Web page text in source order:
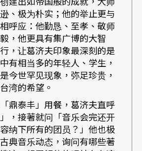
（但国外演出仍保留基洛夫一
在任期中为剧院创造了成功的剧
Queen of Spade、《奥涅金》
战争与和平》War and Peace
专业的基石；葛济夫接棒后，他
大传统外，以独到的眼光经营剧
，邀请了包括指挥家朱里尼、萧
乐、声乐家多明哥、加卡米尼、
、极为朴实；他的举止更与
呼应：他勤恳、至孝、敬师
，他更具有集广博的大智
，让葛济夫印象最深刻的是
有相当多的年轻人、学生，
今世罕见现象，弥足珍贵，
湾的希望。
鼎泰丰」用餐，葛济夫直呼
」，接著就问「音乐会完还开
纳下所有的团员？」他也极
典音乐动态，询问有哪些著